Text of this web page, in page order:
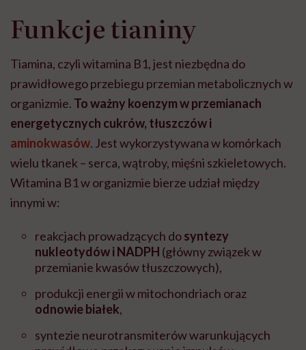
Funkcje tianiny
Tiamina, czyli witamina B1, jest niezbędna do
prawidłowego przebiegu przemian metabolicznych w
organizmie. To ważny koenzym w przemianach
energetycznych cukrów, tłuszczów i
aminokwasów. Jest wykorzystywana w komórkach
wielu tkanek – serca, wątroby, mięśni szkieletowych.
Witamina B1 w organizmie bierze udział między
innymi w:
reakcjach prowadzących dosyntezy
nukleotydów i NADPH (główny związek w
przemianie kwasów tłuszczowych),
produkcji energii w mitochondriach oraz
odnowie białek,
syntezie neurotransmiterów warunkujących